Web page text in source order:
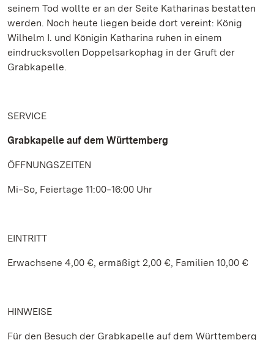
seinem Tod wollte er an der Seite Katharinas bestatten
werden. Noch heute liegen beide dort vereint: König
Wilhelm I. und Königin Katharina ruhen in einem
eindrucksvollen Doppelsarkophag in der Gruft der
Grabkapelle.
SERVICE
Grabkapelle auf dem Württemberg
ÖFFNUNGSZEITEN
Mi‒So, Feiertage 11:00‒16:00 Uhr
EINTRITT
Erwachsene 4,00 €, ermäßigt 2,00 €, Familien 10,00 €
HINWEISE
Für den Besuch der Grabkapelle auf dem Württemberg